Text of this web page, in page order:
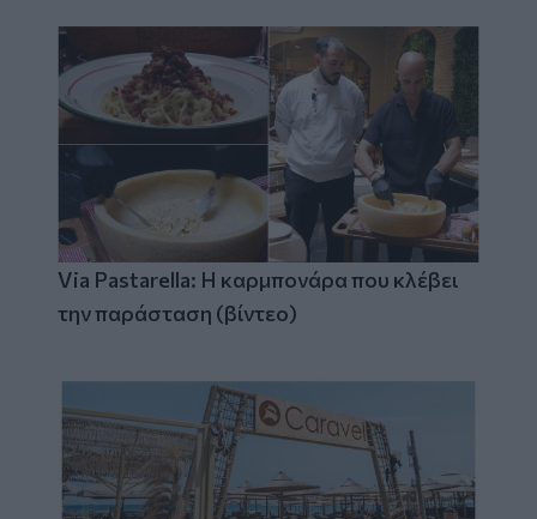
Via Pastarella: Η καρμπονάρα που κλέβει
την παράσταση (βίντεο)